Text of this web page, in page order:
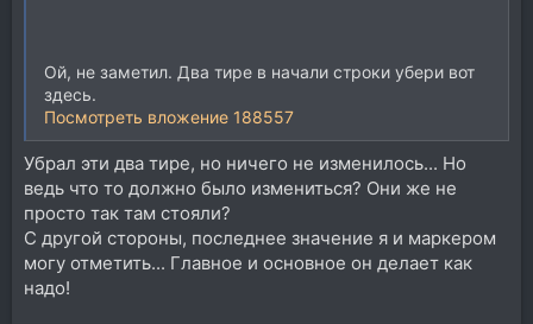
Ой, не заметил. Два тире в начали строки убери вот
здесь.
Посмотреть вложение 188557
Убрал эти два тире, но ничего не изменилось... Но
ведь что то должно было измениться? Они же не
просто так там стояли?
С другой стороны, последнее значение я и маркером
могу отметить... Главное и основное он делает как
надо!